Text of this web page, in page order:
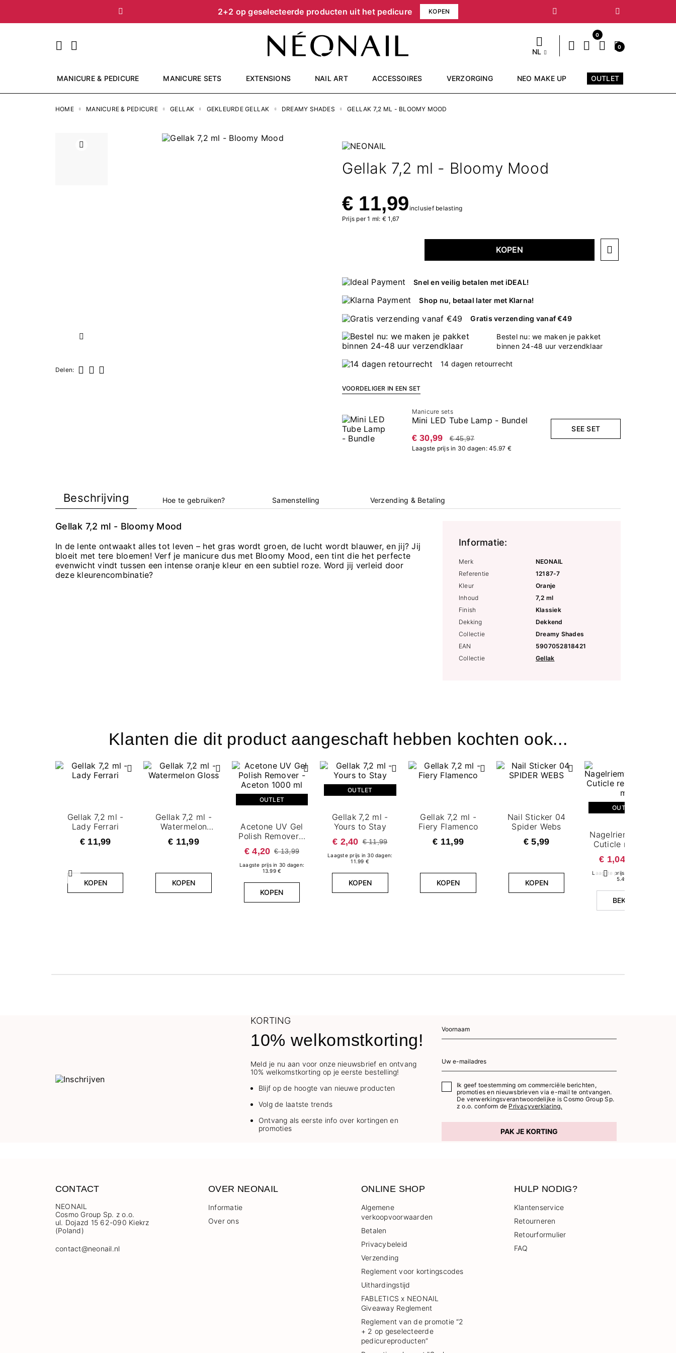
2+2 op geselecteerde producten uit het pedicure KOPEN
Vorige Volgende
NL
0
0
MANICURE & PEDICURE MANICURE SETS EXTENSIONS NAIL ART ACCESSOIRES VERZORGING NEO MAKE UP OUTLET
HOME MANICURE & PEDICURE GELLAK GEKLEURDE GELLAK DREAMY SHADES GELLAK 7,2 ML - BLOOMY MOOD
Vorige
Volgende
Delen:
Gellak 7,2 ml - Bloomy Mood
€ 11,99inclusief belasting
Prijs per 1 ml: € 1,67
KOPEN
Snel en veilig betalen met iDEAL!
Shop nu, betaal later met Klarna!
Gratis verzending vanaf €49
Bestel nu: we maken je pakket
binnen 24-48 uur verzendklaar
14 dagen retourrecht
VOORDELIGER IN EEN SET
Manicure sets
Mini LED Tube Lamp - Bundel
€ 30,99
€ 45,97
Laagste prijs in 30 dagen: 45.97 €
SEE SET
Beschrijving Hoe te gebruiken? Samenstelling Verzending & Betaling
Informatie:
Merk
NEONAIL
Referentie
12187-7
Kleur
Oranje
Inhoud
7,2 ml
Finish
Klassiek
Dekking
Dekkend
Collectie
Dreamy Shades
EAN
5907052818421
Collectie
Gellak
Gellak 7,2 ml - Bloomy Mood
In de lente ontwaakt alles tot leven – het gras wordt groen, de lucht wordt blauwer, en jij? Jij
bloeit met tere bloemen! Verf je manicure dus met Bloomy Mood, een tint die het perfecte
evenwicht vindt tussen een intense oranje kleur en een subtiel roze. Word jij verleid door
deze kleurencombinatie?
Klanten die dit product aangeschaft hebben kochten ook...
Vorige Volgende
Gellak 7,2 ml -
Lady Ferrari
€ 11,99
KOPEN
Gellak 7,2 ml -
Watermelon
€ 11,99
KOPEN
OUTLET
Acetone UV Gel
Polish Remover -
€ 4,20 € 13,99
Laagste prijs in 30 dagen:
13.99 €
KOPEN
OUTLET
Gellak 7,2 ml -
Yours to Stay
€ 2,40 € 11,99
Laagste prijs in 30 dagen:
11.99 €
KOPEN
Gellak 7,2 ml -
Fiery Flamenco
€ 11,99
KOPEN
Nail Sticker 04
Spider Webs
€ 5,99
KOPEN
OUTLET
Cuticle remover
€ 1,04
Laagste prijs in 30 dagen:
5.49 €
BEKIJK
KORTING
10% welkomstkorting!
Meld je nu aan voor onze nieuwsbrief en ontvang
10% welkomstkorting op je eerste bestelling!
Blijf op de hoogte van nieuwe producten
Volg de laatste trends
Ontvang als eerste info over kortingen en
promoties
Ik geef toestemming om commerciële berichten,
promoties en nieuwsbrieven via e-mail te ontvangen.
De verwerkingsverantwoordelijke is Cosmo Group Sp.
z o.o. conform de Privacyverklaring.
PAK JE KORTING
CONTACT
NEONAIL
Cosmo Group Sp. z o.o.
ul. Dojazd 15 62-090 Kiekrz
(Poland)
contact@neonail.nl
OVER NEONAIL
Informatie
Over ons
ONLINE SHOP
Algemene
verkoopvoorwaarden
Betalen
Privacybeleid
Verzending
Reglement voor kortingscodes
Uithardingstijd
FABLETICS x NEONAIL
Giveaway Reglement
Reglement van de promotie “2
+ 2 op geselecteerde
pedicureproducten”
HULP NODIG?
Klantenservice
Retourneren
Retourformulier
FAQ